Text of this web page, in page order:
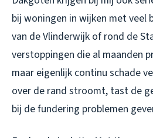
bij woningen in wijken met veel
van de Vlinderwijk of rond de
verstoppingen die al maanden
maar eigenlijk continu schade
over de rand stroomt, tast de
bij de fundering problemen